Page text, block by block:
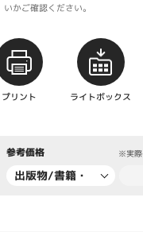
いかご確認ください。
プリント ライトボックス
参考価格 ※実際
出版物/書籍・